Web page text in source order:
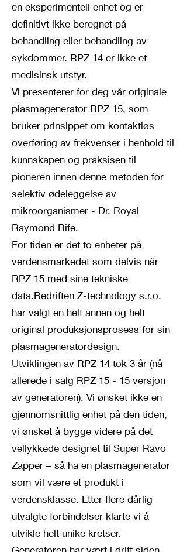
en eksperimentell enhet og er
definitivt ikke beregnet på
behandling eller behandling av
sykdommer. RPZ 14 er ikke et
medisinsk utstyr.
Vi presenterer for deg vår originale
plasmagenerator RPZ 15, som
bruker prinsippet om kontaktløs
overføring av frekvenser i henhold til
kunnskapen og praksisen til
pioneren innen denne metoden for
selektiv ødeleggelse av
mikroorganismer - Dr. Royal
Raymond Rife.
For tiden er det to enheter på
verdensmarkedet som delvis når
RPZ 15 med sine tekniske
data.Bedriften Z-technology s.r.o.
har valgt en helt annen og helt
original produksjonsprosess for sin
plasmageneratordesign.
Utviklingen av RPZ 14 tok 3 år (nå
allerede i salg RPZ 15 - 15 versjon
av generatoren). Vi ønsket ikke en
gjennomsnittlig enhet på den tiden,
vi ønsket å bygge videre på det
vellykkede designet til Super Ravo
Zapper – så ha en plasmagenerator
som vil være et produkt i
verdensklasse. Etter flere dårlig
utvalgte forbindelser klarte vi å
utvikle helt unike kretser.